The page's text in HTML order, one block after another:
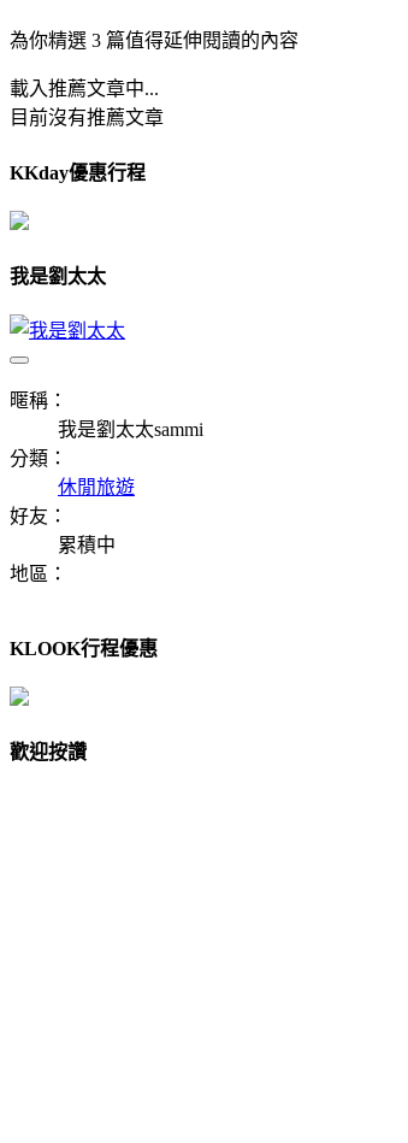
為你精選 3 篇值得延伸閱讀的內容
載入推薦文章中...
目前沒有推薦文章
KKday優惠行程
我是劉太太
暱稱：
我是劉太太sammi
分類：
休閒旅遊
好友：
累積中
地區：
KLOOK行程優惠
歡迎按讚